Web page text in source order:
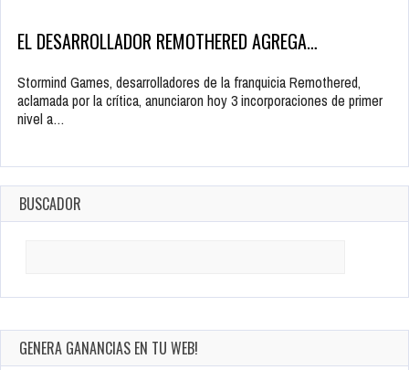
EL DESARROLLADOR REMOTHERED AGREGA…
Stormind Games, desarrolladores de la franquicia Remothered,
aclamada por la crítica, anunciaron hoy 3 incorporaciones de primer
nivel a…
BUSCADOR
GENERA GANANCIAS EN TU WEB!